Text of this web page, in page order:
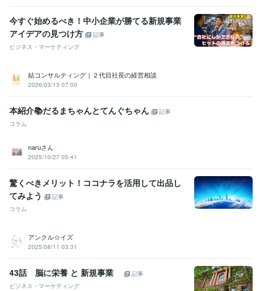
今すぐ始めるべき！中小企業が勝てる新規事業
アイデアの見つけ方
記事
ビジネス・マーケティング
結コンサルティング｜２代目社長の経営相談
2026/03/13 07:00
本紹介📚だるまちゃんとてんぐちゃん
記事
コラム
naruさん
2025/10/27 05:41
驚くべきメリット！ココナラを活用して出品し
てみよう
記事
コラム
アンクル☆イズ
2025/08/11 03:31
43話 脳に栄養 と 新規事業
記事
ビジネス・マーケティング